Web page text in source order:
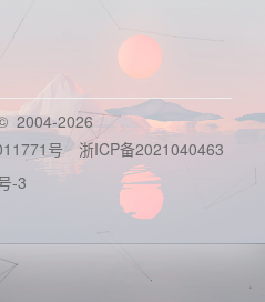
2004-2026
号
浙ICP备2021040463
-3